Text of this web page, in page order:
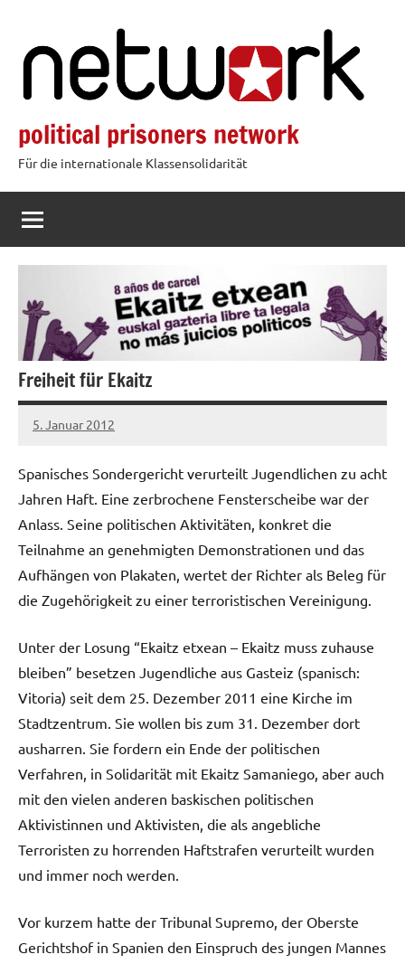
springen
political prisoners network
Für die internationale Klassensolidarität
Freiheit für Ekaitz
5. Januar 2012
admin
Spanisches Sondergericht verurteilt Jugendlichen zu acht
Jahren Haft. Eine zerbrochene Fensterscheibe war der
Anlass. Seine politischen Aktivitäten, konkret die
Teilnahme an genehmigten Demonstrationen und das
Aufhängen von Plakaten, wertet der Richter als Beleg für
die Zugehörigkeit zu einer terroristischen Vereinigung.
Unter der Losung “Ekaitz etxean – Ekaitz muss zuhause
bleiben” besetzen Jugendliche aus Gasteiz (spanisch:
Vitoria) seit dem 25. Dezember 2011 eine Kirche im
Stadtzentrum. Sie wollen bis zum 31. Dezember dort
ausharren. Sie fordern ein Ende der politischen
Verfahren, in Solidarität mit Ekaitz Samaniego, aber auch
mit den vielen anderen baskischen politischen
Aktivistinnen und Aktivisten, die als angebliche
Terroristen zu horrenden Haftstrafen verurteilt wurden
und immer noch werden.
Vor kurzem hatte der Tribunal Supremo, der Oberste
Gerichtshof in Spanien den Einspruch des jungen Mannes